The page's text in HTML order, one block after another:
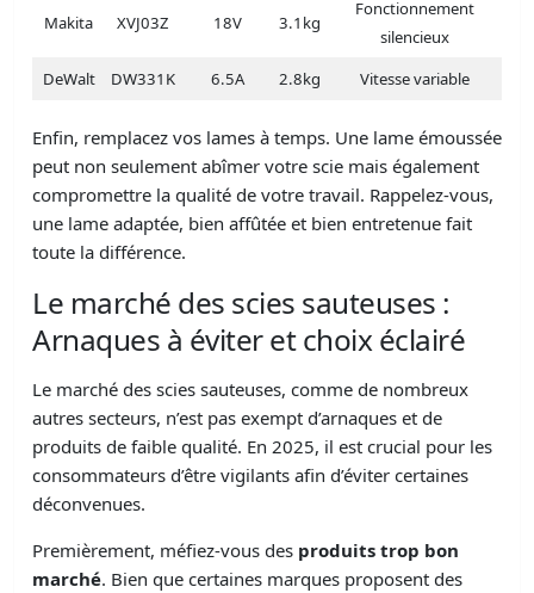
Makita XVJ03Z 18V 3.1kg
Fonctionnement
silencieux
DeWalt
DW331K 6.5A 2.8kg Vitesse variable
Enfin, remplacez vos lames à temps. Une lame émoussée
peut non seulement abîmer votre scie mais également
compromettre la qualité de votre travail. Rappelez-vous,
une lame adaptée, bien affûtée et bien entretenue fait
toute la différence.
Le marché des scies sauteuses :
Arnaques à éviter et choix éclairé
Le marché des scies sauteuses, comme de nombreux
autres secteurs, n’est pas exempt d’arnaques et de
produits de faible qualité. En 2025, il est crucial pour les
consommateurs d’être vigilants afin d’éviter certaines
déconvenues.
Premièrement, méfiez-vous des produits trop bon
marché. Bien que certaines marques proposent des